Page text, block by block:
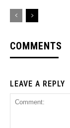
COMMENTS
LEAVE A REPLY